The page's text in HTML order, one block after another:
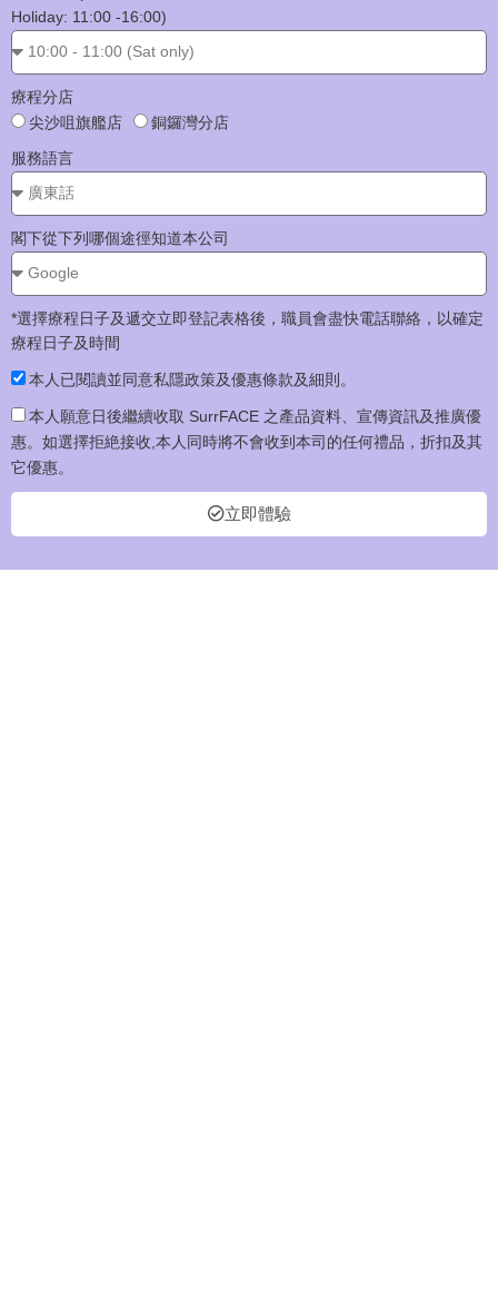
Holiday: 11:00 -16:00)
療程分店
尖沙咀旗艦店
銅鑼灣分店
服務語言
閣下從下列哪個途徑知道本公司
*選擇療程日子及遞交立即登記表格後，職員會盡快電話聯絡，以確定
療程日子及時間
本人已閱讀並同意私隱政策及優惠條款及細則。
本人願意日後繼續收取 SurrFACE 之產品資料、宣傳資訊及推廣優
惠。如選擇拒絶接收,本人同時將不會收到本司的任何禮品，折扣及其
它優惠。
立即體驗